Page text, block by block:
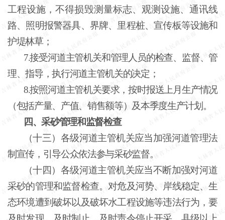
工程设施，不得损毁测量标志、观测设施、通讯线
路、照明报警器具、界牌、里程桩、宣传板等设施和
护堤林草；
7.接受河道主管机关和管理人员的检查、监督、管
理、指导，执行河道主管机关的决定；
8.按照河道主管机关要求，按时报送上月生产情况
（包括产量、产值、销售额等）及本季度生产计划。
四、采砂管理和监督检查
（十三）各级河道主管机关应当加强河道管理法
制宣传，引导公众依法参与采砂监督。
（十四）各级河道主管机关应当不断加强对河道
采砂的管理和监督检查。对危及河势、岸线稳定、生
态环境遭到破坏以及破坏水工程设施等违法行为，要